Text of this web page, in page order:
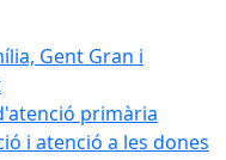
Gent Gran i
primària
i atenció a les dones